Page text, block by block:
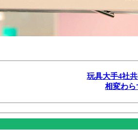
玩具大手4社
相変わら